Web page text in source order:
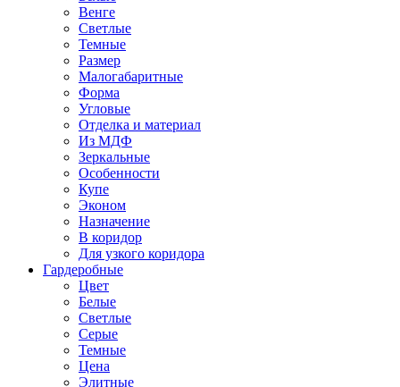
Венге
Светлые
Темные
Размер
Малогабаритные
Форма
Угловые
Отделка и материал
Из МДФ
Зеркальные
Особенности
Купе
Эконом
Назначение
В коридор
Для узкого коридора
Гардеробные
Цвет
Белые
Светлые
Серые
Темные
Цена
Элитные